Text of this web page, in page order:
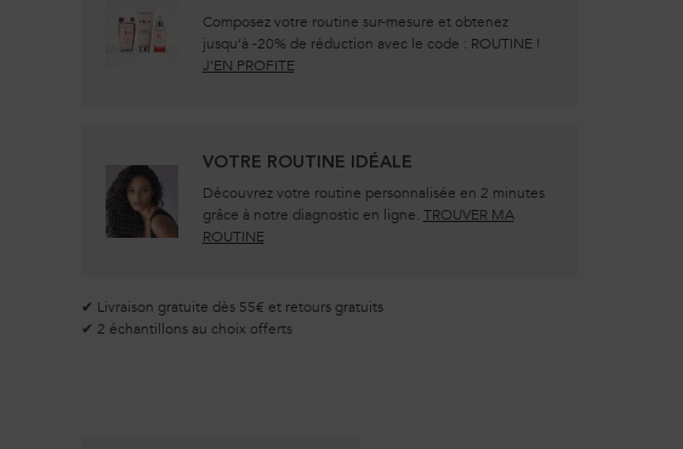
Composez votre routine sur-mesure et obtenez
jusqu’à -20% de réduction avec le code : ROUTINE !
J’EN PROFITE
VOTRE ROUTINE IDÉALE
Découvrez votre routine personnalisée en 2 minutes
grâce à notre diagnostic en ligne. TROUVER MA
ROUTINE
✔ Livraison gratuite dès 55€ et retours gratuits
✔ 2 échantillons au choix offerts